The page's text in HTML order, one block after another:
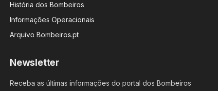
História dos Bombeiros
Informações Operacionais
Arquivo Bombeiros.pt
Newsletter
Receba as últimas informações do portal dos Bombeiros